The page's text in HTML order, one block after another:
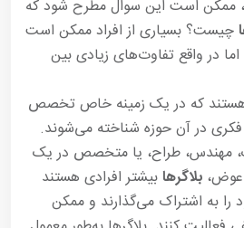
ممکن است این سوال مطرح شود که
چیست؟ بسیاری از افراد ممکن است
اما در واقع تفاوت‌های زیادی بین
هستند که در یک زمینه خاص تخصص
فکری در آن حوزه شناخته می‌شوند.
مهندس، طراح، یا متخصص در یک
بلاگرهابیشتر افرادی هستند
به اشتراک می‌گذارند و ممکن